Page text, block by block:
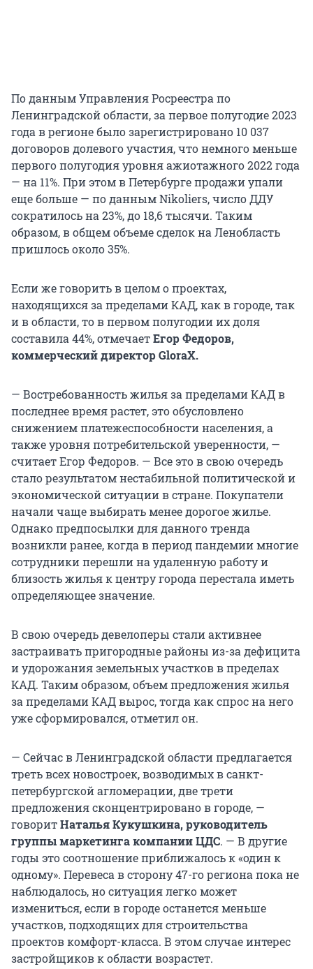
По данным Управления Росреестра по
Ленинградской области, за первое полугодие 2023
года в регионе было зарегистрировано 10 037
договоров долевого участия, что немного меньше
первого полугодия уровня ажиотажного 2022 года
— на 11%. При этом в Петербурге продажи упали
еще больше — по данным Nikoliers, число ДДУ
сократилось на 23%, до 18,6 тысячи. Таким
образом, в общем объеме сделок на Ленобласть
пришлось около 35%.
Если же говорить в целом о проектах,
находящихся за пределами КАД, как в городе, так
и в области, то в первом полугодии их доля
составила 44%, отмечаетЕгор Федоров,
коммерческий директор GloraX.
— Востребованность жилья за пределами КАД в
последнее время растет, это обусловлено
снижением платежеспособности населения, а
также уровня потребительской уверенности, —
считает Егор Федоров. — Все это в свою очередь
стало результатом нестабильной политической и
экономической ситуации в стране. Покупатели
начали чаще выбирать менее дорогое жилье.
Однако предпосылки для данного тренда
возникли ранее, когда в период пандемии многие
сотрудники перешли на удаленную работу и
близость жилья к центру города перестала иметь
определяющее значение.
В свою очередь девелоперы стали активнее
застраивать пригородные районы из-за дефицита
и удорожания земельных участков в пределах
КАД. Таким образом, объем предложения жилья
за пределами КАД вырос, тогда как спрос на него
уже сформировался, отметил он.
— Сейчас в Ленинградской области предлагается
треть всех новостроек, возводимых в санкт-
петербургской агломерации, две трети
предложения сконцентрировано в городе, —
говоритНаталья Кукушкина, руководитель
группы маркетинга компании ЦДС. — В другие
годы это соотношение приближалось к «один к
одному». Перевеса в сторону 47-го региона пока не
наблюдалось, но ситуация легко может
измениться, если в городе останется меньше
участков, подходящих для строительства
проектов комфорт-класса. В этом случае интерес
застройщиков к области возрастет.